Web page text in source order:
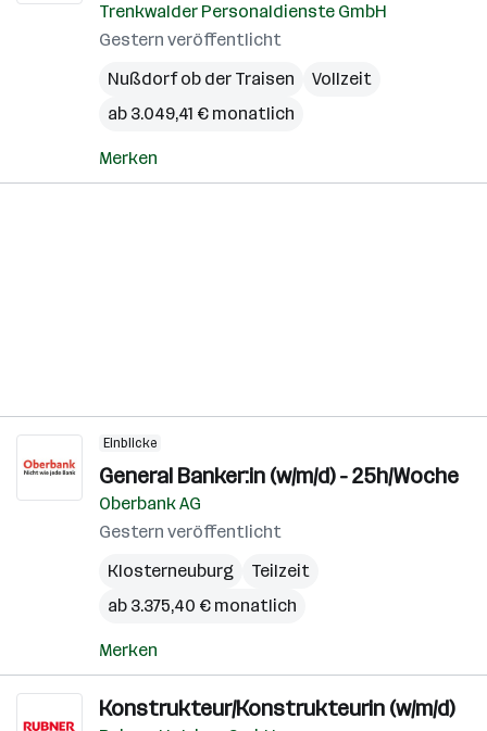
Trenkwalder Personaldienste GmbH
Gestern veröffentlicht
Nußdorf ob der Traisen
Vollzeit
ab 3.049,41 € monatlich
Merken
Einblicke
General Banker:in (w/m/d) - 25h/Woche
Oberbank AG
Gestern veröffentlicht
Klosterneuburg
Teilzeit
ab 3.375,40 € monatlich
Merken
Konstrukteur/Konstrukteurin (w/m/d)